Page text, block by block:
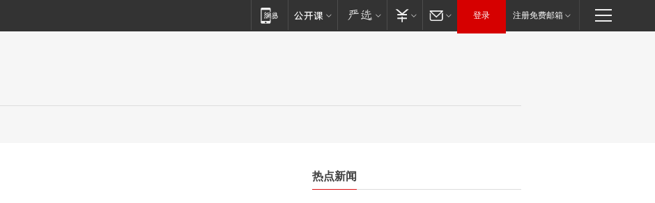
登录 注册免费邮箱
热点新闻